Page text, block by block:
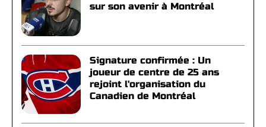
sur son avenir à Montréal
Signature confirmée : Un
joueur de centre de 25 ans
rejoint l'organisation du
Canadien de Montréal